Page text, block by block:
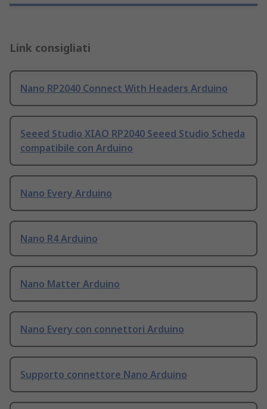
Link consigliati
Nano RP2040 Connect With Headers Arduino
Seeed Studio XIAO RP2040 Seeed Studio Scheda
compatibile con Arduino
Nano Every Arduino
Nano R4 Arduino
Nano Matter Arduino
Nano Every con connettori Arduino
Supporto connettore Nano Arduino